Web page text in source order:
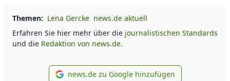
Themen: Lena Gercke news.de aktuell
Erfahren Sie hier mehr über die journalistischen Standards
und die Redaktion von news.de.
news.de zu Google hinzufügen